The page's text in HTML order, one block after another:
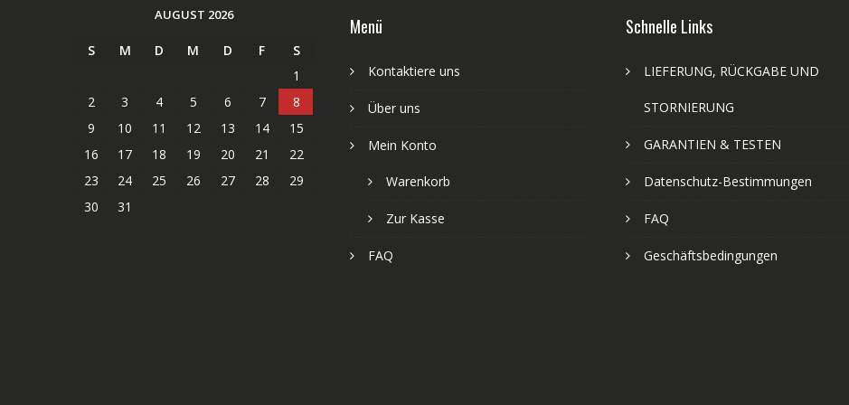
AUGUST 2026
S M D M D F
S
1
2
3 4 5 6 7
8
9
10 11 12 13 14
15
16
17 18 19 20 21
22
23
24 25 26 27 28
29
30
31
Menü
Kontaktiere uns
Über uns
Mein Konto
Warenkorb
Zur Kasse
FAQ
Schnelle Links
LIEFERUNG, RÜCKGABE UND
STORNIERUNG
GARANTIEN & TESTEN
Datenschutz-Bestimmungen
FAQ
Geschäftsbedingungen